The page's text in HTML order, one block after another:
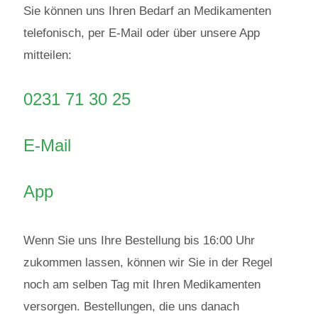
Sie können uns Ihren Bedarf an Medikamenten
telefonisch, per E-Mail oder über unsere App
mitteilen:
0231 71 30 25
E-Mail
App
Wenn Sie uns Ihre Bestellung bis 16:00 Uhr
zukommen lassen, können wir Sie in der Regel
noch am selben Tag mit Ihren Medikamenten
versorgen. Bestellungen, die uns danach